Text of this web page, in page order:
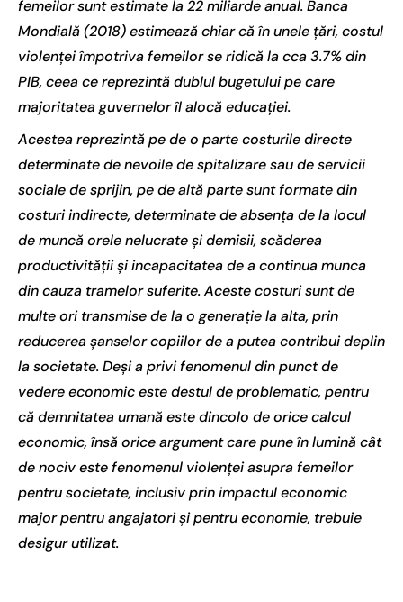
femeilor sunt estimate la 22 miliarde anual. Banca
Mondială (2018) estimează chiar că în unele țări, costul
violenței împotriva femeilor se ridică la cca 3.7% din
PIB, ceea ce reprezintă dublul bugetului pe care
majoritatea guvernelor îl alocă educației.
Acestea reprezintă pe de o parte costurile directe
determinate de nevoile de spitalizare sau de servicii
sociale de sprijin, pe de altă parte sunt formate din
costuri indirecte, determinate de absența de la locul
de muncă orele nelucrate și demisii, scăderea
productivității și incapacitatea de a continua munca
din cauza tramelor suferite. Aceste costuri sunt de
multe ori transmise de la o generație la alta, prin
reducerea șanselor copiilor de a putea contribui deplin
la societate. Deși a privi fenomenul din punct de
vedere economic este destul de problematic, pentru
că demnitatea umană este dincolo de orice calcul
economic, însă orice argument care pune în lumină cât
de nociv este fenomenul violenței asupra femeilor
pentru societate, inclusiv prin impactul economic
major pentru angajatori și pentru economie, trebuie
desigur utilizat.